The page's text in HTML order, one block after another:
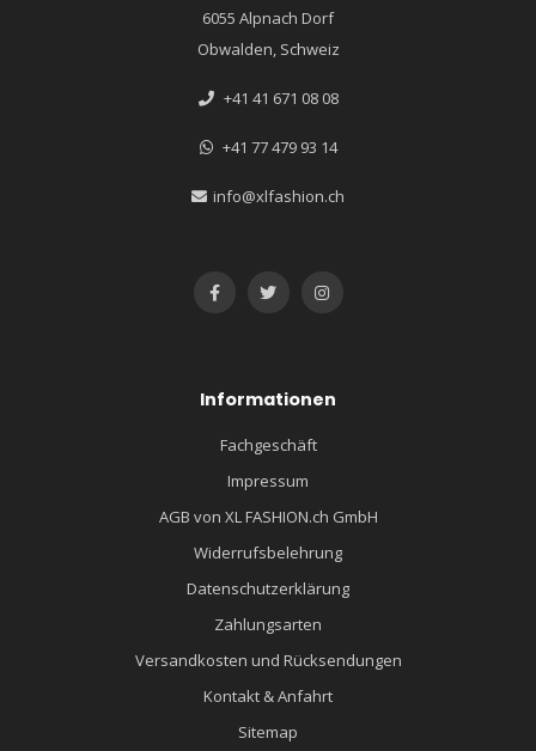
6055 Alpnach Dorf
Obwalden, Schweiz
+41 41 671 08 08
+41 77 479 93 14
info@xlfashion.ch
Informationen
Fachgeschäft
Impressum
AGB von XL FASHION.ch GmbH
Widerrufsbelehrung
Datenschutzerklärung
Zahlungsarten
Versandkosten und Rücksendungen
Kontakt & Anfahrt
Sitemap